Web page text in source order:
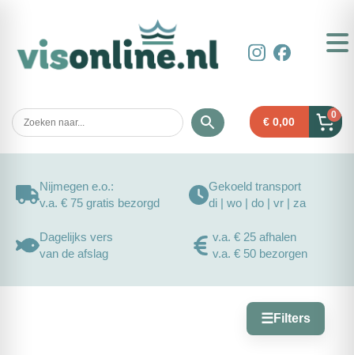
€ 0,00
0
Nijmegen e.o.:
v.a. € 75 gratis bezorgd
Gekoeld transport
di | wo | do | vr | za
Dagelijks vers
van de afslag
v.a. € 25 afhalen
v.a. € 50 bezorgen
☰Filters